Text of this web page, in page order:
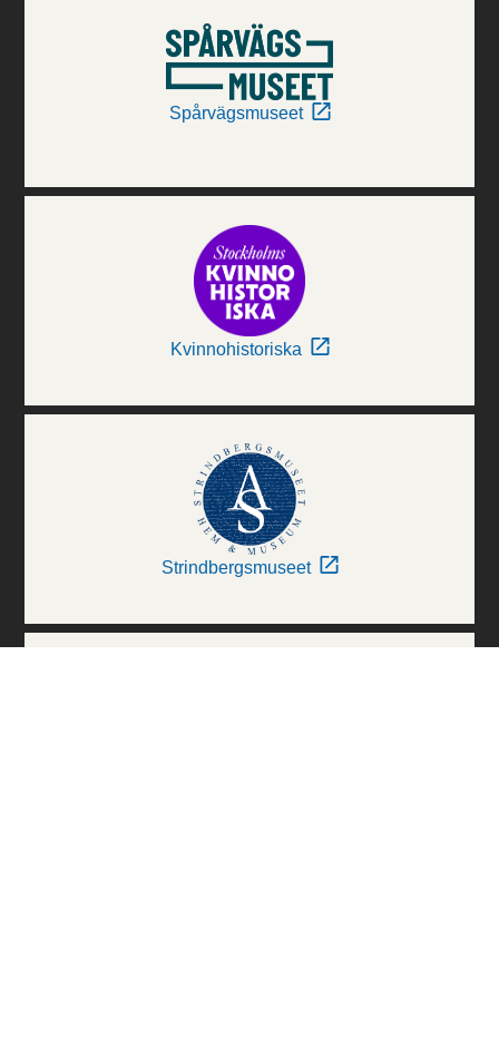
Spårvägsmuseet
Kvinnohistoriska
Strindbergsmuseet